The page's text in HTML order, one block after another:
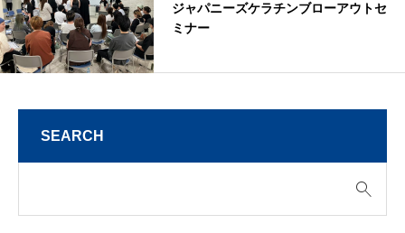
ジャパニーズケラチンブローアウトセ
ミナー
SEARCH